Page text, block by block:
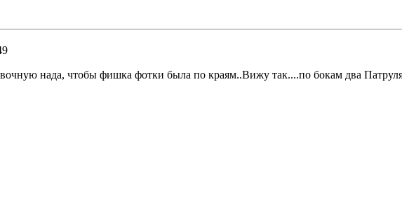
нада, чтобы фишка фотки была по краям..Вижу так....по бокам два